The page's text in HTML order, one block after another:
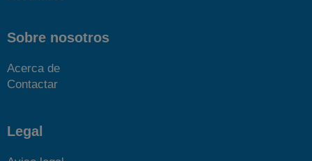
Sobre nosotros
Acerca de
Contactar
Legal